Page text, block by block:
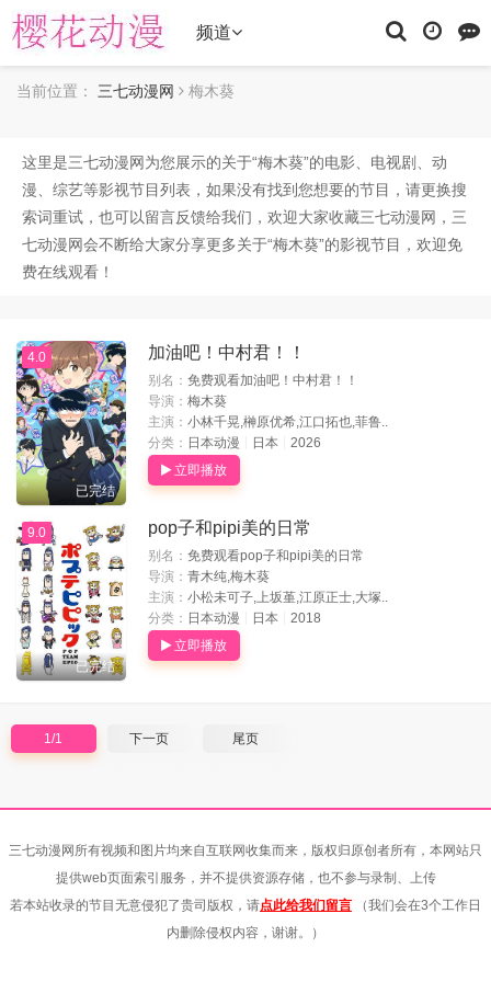
频道
当前位置： 三七动漫网 梅木葵
这里是三七动漫网为您展示的关于“梅木葵”的电影、电视剧、动
漫、综艺等影视节目列表，如果没有找到您想要的节目，请更换搜
索词重试，也可以留言反馈给我们，欢迎大家收藏三七动漫网，三
七动漫网会不断给大家分享更多关于“梅木葵”的影视节目，欢迎免
费在线观看！
4.0
已完结
加油吧！中村君！！
别名： 免费观看加油吧！中村君！！
导演： 梅木葵
主演： 小林千晃,榊原优希,江口拓也,菲鲁..
分类： 日本动漫 日本
2026
立即播放
9.0
已完结
pop子和pipi美的日常
别名： 免费观看pop子和pipi美的日常
导演： 青木纯,梅木葵
主演： 小松未可子,上坂堇,江原正士,大塚..
分类： 日本动漫 日本
2018
立即播放
1/1 下一页 尾页
三七动漫网所有视频和图片均来自互联网收集而来，版权归原创者所有，本网站只
提供web页面索引服务，并不提供资源存储，也不参与录制、上传
若本站收录的节目无意侵犯了贵司版权，请点此给我们留言 （我们会在3个工作日
内删除侵权内容，谢谢。）